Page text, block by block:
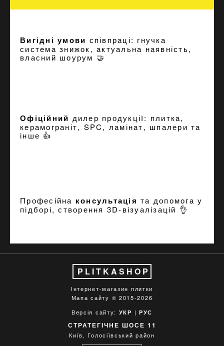
Вигідні умови співпраці: гнучка
система знижок, актуальна наявність,
власний шоурум 🤝
Офіційний дилер продукції: плитка,
керамограніт, SPC, ламінат, шпалери та
інше 👍
Професійна консультація та допомога у
підборі, створення 3D-візуалізацій 👌
PLITKASHOP
Інтернет-магазин плитки
Мапа сайту © 2015-2026
Версія сайту: УКР | РУС
СТРАТЕГІЧНЕ ШОСЕ 11
Київ, Голосіївський район